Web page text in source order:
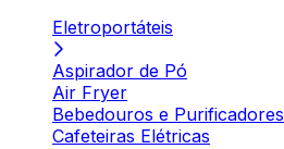
Eletroportáteis
Aspirador de Pó
Air Fryer
Bebedouros e Purificadores
Cafeteiras Elétricas